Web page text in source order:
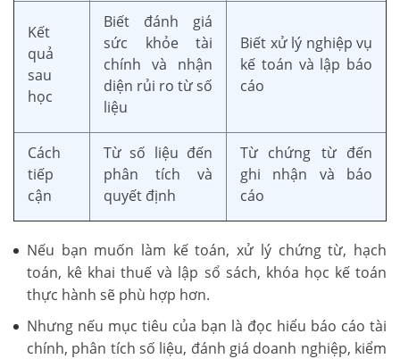
Kết
quả
sau
học
Biết đánh giá
sức khỏe tài
chính và nhận
diện rủi ro từ số
liệu
Biết xử lý nghiệp vụ
kế toán và lập báo
cáo
Cách
tiếp
cận
Từ số liệu đến
phân tích và
quyết định
Từ chứng từ đến
ghi nhận và báo
cáo
Nếu bạn muốn làm kế toán, xử lý chứng từ, hạch
toán, kê khai thuế và lập sổ sách, khóa học kế toán
thực hành sẽ phù hợp hơn.
Nhưng nếu mục tiêu của bạn là đọc hiểu báo cáo tài
chính, phân tích số liệu, đánh giá doanh nghiệp, kiểm